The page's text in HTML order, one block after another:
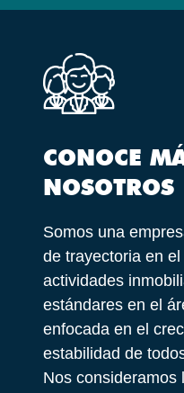
CONOCE
NOSOTROS
Somos una
de trayectoria en
actividades
estándares en el
enfocada en el
estabilidad de
Nos consideramos